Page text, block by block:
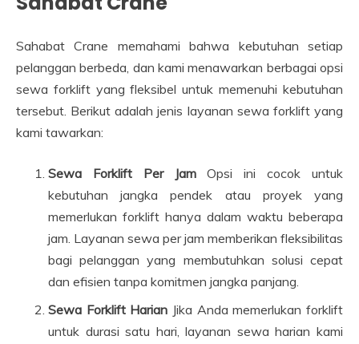
Sahabat Crane memahami bahwa kebutuhan setiap
pelanggan berbeda, dan kami menawarkan berbagai opsi
sewa forklift yang fleksibel untuk memenuhi kebutuhan
tersebut. Berikut adalah jenis layanan sewa forklift yang
kami tawarkan:
Sewa Forklift Per JamOpsi ini cocok untuk
kebutuhan jangka pendek atau proyek yang
memerlukan forklift hanya dalam waktu beberapa
jam. Layanan sewa per jam memberikan fleksibilitas
bagi pelanggan yang membutuhkan solusi cepat
dan efisien tanpa komitmen jangka panjang.
Sewa Forklift Harian Jika Anda memerlukan forklift
untuk durasi satu hari, layanan sewa harian kami